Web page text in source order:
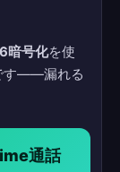
暗号化を使
す——漏れる
通話